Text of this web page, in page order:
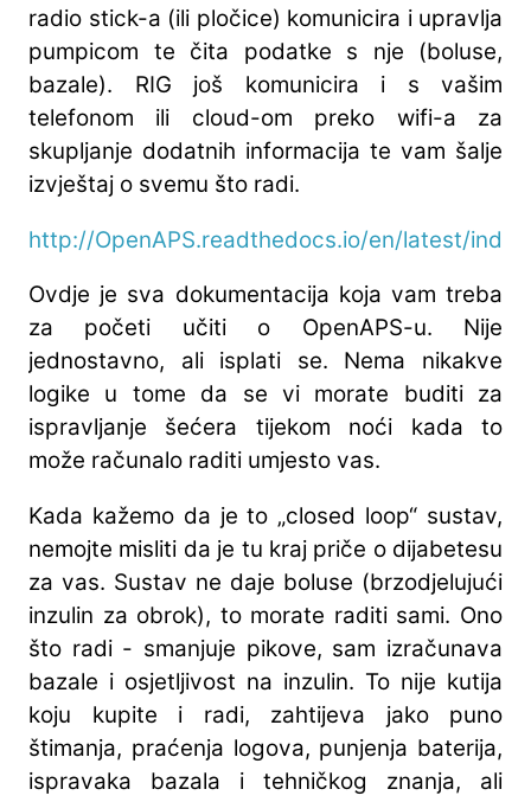
radio stick-a (ili pločice) komunicira i upravlja
pumpicom te čita podatke s nje (boluse,
bazale). RIG još komunicira i s vašim
telefonom ili cloud-om preko wifi-a za
skupljanje dodatnih informacija te vam šalje
izvještaj o svemu što radi.
http://OpenAPS.readthedocs.io/en/latest/
Ovdje je sva dokumentacija koja vam treba
za početi učiti o OpenAPS-u. Nije
jednostavno, ali isplati se. Nema nikakve
logike u tome da se vi morate buditi za
ispravljanje šećera tijekom noći kada to
može računalo raditi umjesto vas.
Kada kažemo da je to „closed loop“ sustav,
nemojte misliti da je tu kraj priče o dijabetesu
za vas. Sustav ne daje boluse (brzodjelujući
inzulin za obrok), to morate raditi sami. Ono
što radi - smanjuje pikove, sam izračunava
bazale i osjetljivost na inzulin. To nije kutija
koju kupite i radi, zahtijeva jako puno
štimanja, praćenja logova, punjenja baterija,
ispravaka bazala i tehničkog znanja, ali